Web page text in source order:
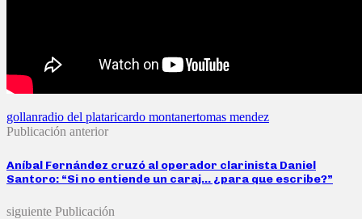
gollanradio del plataricardo montanertomas mendez
Publicación anterior
Aníbal Fernández cruzó al operador clarinista Daniel
Santoro: “Si no entiende un caraj… ¿para que escribe?”
siguiente Publicación